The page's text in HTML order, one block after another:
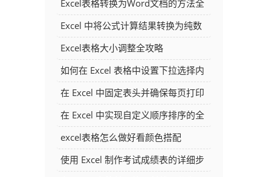
Excel表格转换为Word文档的方法全
解析
Excel 中将公式计算结果转换为纯数
字的多种方法
Excel表格大小调整全攻略
如何在 Excel 表格中设置下拉选择内
容
在 Excel 中固定表头并确保每页打印
时都显示表头的方法详解
在 Excel 中实现自定义顺序排序的全
面指南
excel表格怎么做好看颜色搭配
使用 Excel 制作考试成绩表的详细步